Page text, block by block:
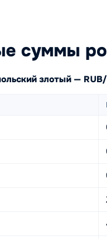
суммы
злотый —